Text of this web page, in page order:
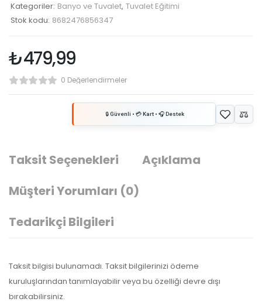
Kategoriler: Banyo ve Tuvalet, Tuvalet Eğitimi
Stok kodu: 8682476856347
₺479,99
0 Değerlendirmeler
Taksit Seçenekleri
Açıklama
Müşteri Yorumları (0)
Tedarikçi Bilgileri
Taksit bilgisi bulunamadı. Taksit bilgilerinizi ödeme
kuruluşlarından tanımlayabilir veya bu özelliği devre dışı
bırakabilirsiniz.